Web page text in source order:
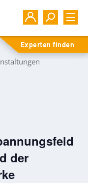
Experten finden
der